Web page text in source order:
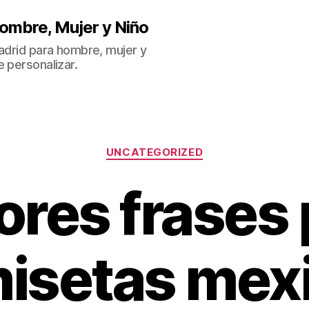
Mujer y Niño
para hombre, mujer y
personalizar.
Categorías
UNCATEGORIZED
frases